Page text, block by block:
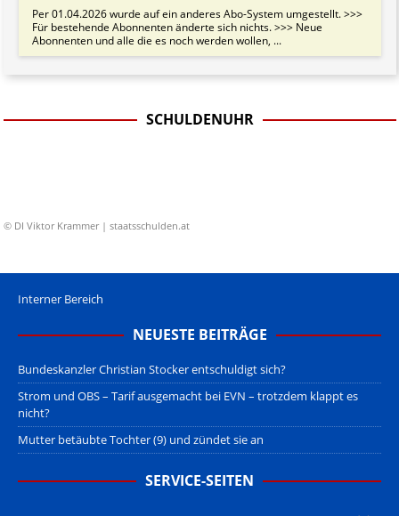
Per 01.04.2026 wurde auf ein anderes Abo-System umgestellt. >>>
Für bestehende Abonnenten änderte sich nichts. >>> Neue
Abonnenten und alle die es noch werden wollen, ...
SCHULDENUHR
© DI Viktor Krammer | staatsschulden.at
Interner Bereich
NEUESTE BEITRÄGE
Bundeskanzler Christian Stocker entschuldigt sich?
Strom und OBS – Tarif ausgemacht bei EVN – trotzdem klappt es
nicht?
Mutter betäubte Tochter (9) und zündet sie an
SERVICE-SEITEN